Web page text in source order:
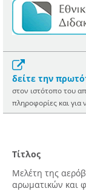
δείτε την
στον ιστότοπο του
πληροφορίες και για
Τίτλος
Μελέτη της
αρωματικών και